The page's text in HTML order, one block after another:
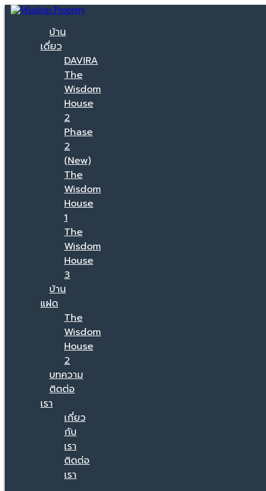
บ้าน
เดี่ยว
DAVIRA
The
Wisdom
House
2
Phase
2
(New)
The
Wisdom
House
1
The
Wisdom
House
3
บ้าน
แฝด
The
Wisdom
House
2
บทความ
ติดต่อ
เรา
เกี่ยว
กับ
เรา
ติดต่อ
เรา